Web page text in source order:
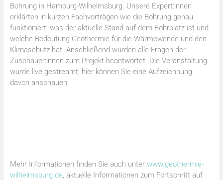
Bohrung in Hamburg-Wilhelmsburg. Unsere Expert:innen
erklärten in kurzen Fachvorträgen wie die Bohrung genau
funktioniert, was der aktuelle Stand auf dem Bohrplatz ist und
welche Bedeutung Geothermie für die Wärmewende und den
Klimaschutz hat. Anschließend wurden alle Fragen der
Zuschauer:innen zum Projekt beantwortet. Die Veranstaltung
wurde live gestreamt; hier können Sie eine Aufzeichnung
davon anschauen:
Mehr Informationen finden Sie auch unter www.geothermie-
wilhelmsburg.de, aktuelle Informationen zum Fortschritt auf